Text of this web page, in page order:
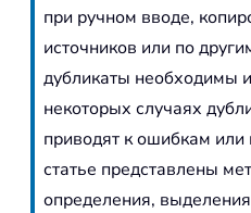
при ручном вводе,
источников или по
дубликаты необходимы
некоторых случаях
приводят к ошибкам
статье представлены
определения,